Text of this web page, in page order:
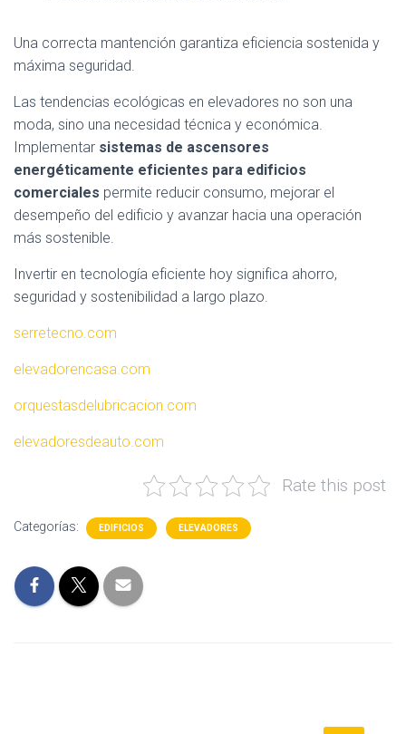
Una correcta mantención garantiza eficiencia sostenida y
máxima seguridad.
Las tendencias ecológicas en elevadores no son una
moda, sino una necesidad técnica y económica.
Implementar sistemas de ascensores
energéticamente eficientes para edificios
comerciales permite reducir consumo, mejorar el
desempeño del edificio y avanzar hacia una operación
más sostenible.
Invertir en tecnología eficiente hoy significa ahorro,
seguridad y sostenibilidad a largo plazo.
serretecno.com
elevadorencasa.com
orquestasdelubricacion.com
elevadoresdeauto.com
Rate this post
Categorías: EDIFICIOS ELEVADORES